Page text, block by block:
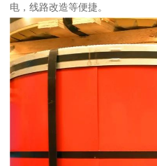
电，线路改造等便捷。